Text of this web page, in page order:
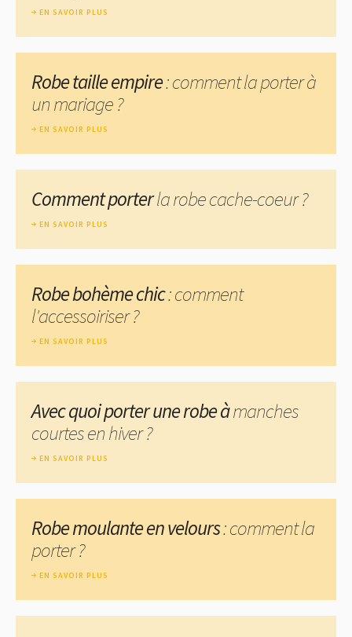
EN SAVOIR PLUS
Robe taille empire: comment la porter à
un mariage ?
EN SAVOIR PLUS
Comment porterla robe cache-coeur ?
EN SAVOIR PLUS
Robe bohème chic: comment
l'accessoiriser ?
EN SAVOIR PLUS
Avec quoi porter une robe àmanches
courtes en hiver ?
EN SAVOIR PLUS
Robe moulante en velours: comment la
porter ?
EN SAVOIR PLUS